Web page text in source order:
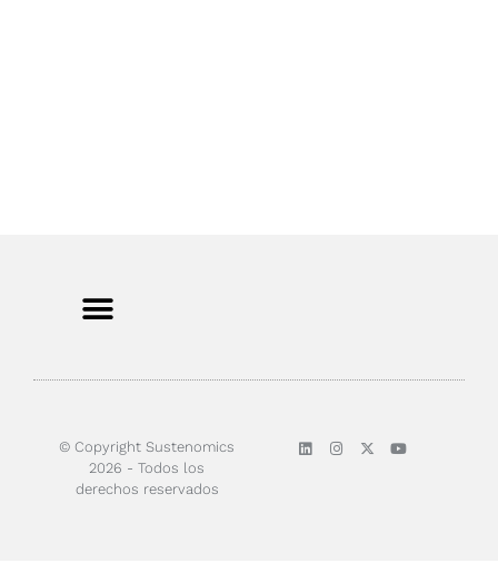
© Copyright Sustenomics
2026 - Todos los
derechos reservados